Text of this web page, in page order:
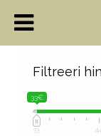
Filtreeri
33€
33 44